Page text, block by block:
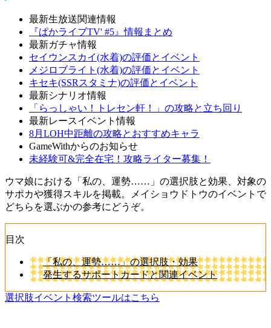
最新生放送関連情報
『ぱかライブTV' #5』情報まとめ
最新ガチャ情報
セイウンスカイ(水着)の評価とイベント
メジロブライト(水着)の評価とイベント
キセキ(SSRスタミナ)の評価とイベント
最新シナリオ情報
「らっしゃい！トレセン軒！」の攻略と立ち回り
最新レースイベント情報
8月LOH中距離の攻略とおすすめキャラ
GameWithからのお知らせ
未経験可&完全在宅！攻略ライター募集！
ウマ娘における「私の、運勢……」の選択肢と効果、対象の
サポカや獲得スキルを掲載。メイショウドトウのイベントで
どちらを選ぶかの参考にどうぞ。
目次
「私の、運勢……」の選択肢・効果
発生するサポートカードと関連イベント
選択肢イベント検索ツールはこちら